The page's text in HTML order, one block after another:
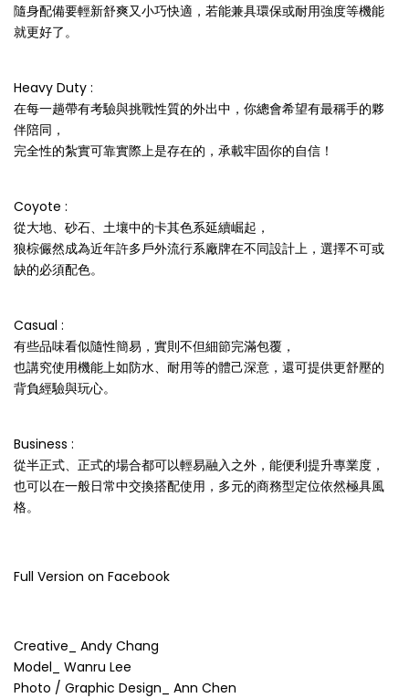
隨身配備要輕新舒爽又小巧快適，若能兼具環保或耐用強度等機能
就更好了。
Heavy Duty :
在每一趟帶有考驗與挑戰性質的外出中，你總會希望有最稱手的夥
伴陪同，
完全性的紮實可靠實際上是存在的，承載牢固你的自信！
Coyote :
從大地、砂石、土壤中的卡其色系延續崛起，
狼棕儼然成為近年許多戶外流行系廠牌在不同設計上，選擇不可或
缺的必須配色。
Casual :
有些品味看似隨性簡易，實則不但細節完滿包覆，
也講究使用機能上如防水、耐用等的體己深意，還可提供更舒壓的
背負經驗與玩心。
Business :
從半正式、正式的場合都可以輕易融入之外，能便利提升專業度，
也可以在一般日常中交換搭配使用，多元的商務型定位依然極具風
格。
Full Version on Facebook
Creative_ Andy Chang
Model_ Wanru Lee
Photo / Graphic Design_ Ann Chen